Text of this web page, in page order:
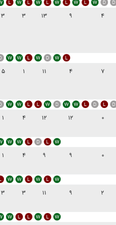
۳ ۳ ۱۳ ۹ ۴
۵ ۱ ۱۱ ۴ ۷
۱ ۴ ۱۲ ۱۲ ۰
۱ ۴ ۹ ۹ ۰
۳ ۳ ۱۱ ۹ ۲